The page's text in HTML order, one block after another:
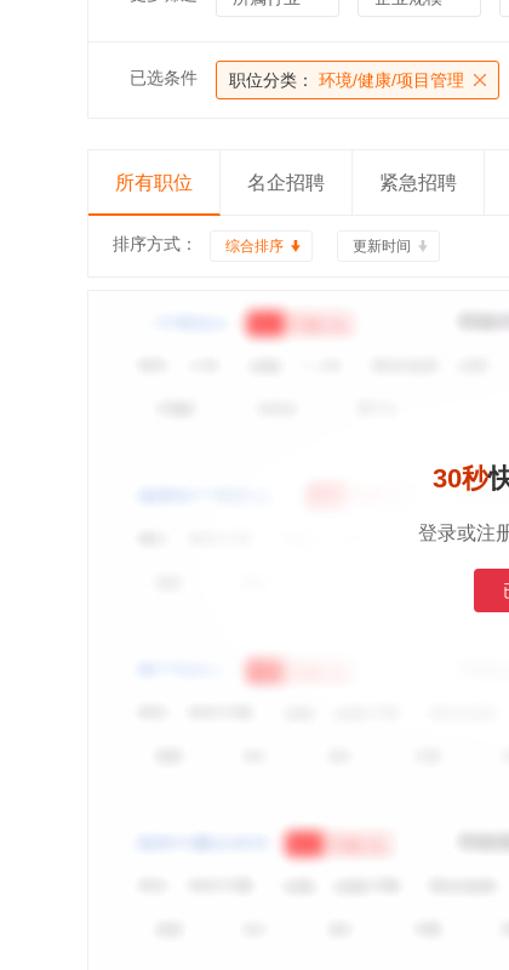
已选条件 职位分类： 环境/健康/项目管理
所有职位 名企招聘 紧急招聘
排序方式： 综合排序 更新时间
30秒
登录或注